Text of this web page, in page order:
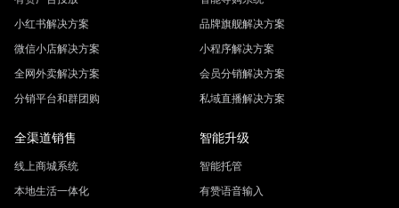
小红书解决方案
微信小店解决方案
全网外卖解决方案
分销平台和群团购
品牌旗舰解决方案
小程序解决方案
会员分销解决方案
私域直播解决方案
全渠道销售
线上商城系统
本地生活一体化
智能升级
智能托管
有赞语音输入